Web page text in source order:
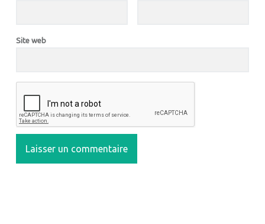
Site web